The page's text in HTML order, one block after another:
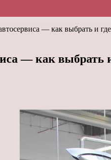
— как выбрать и
— как выбрать